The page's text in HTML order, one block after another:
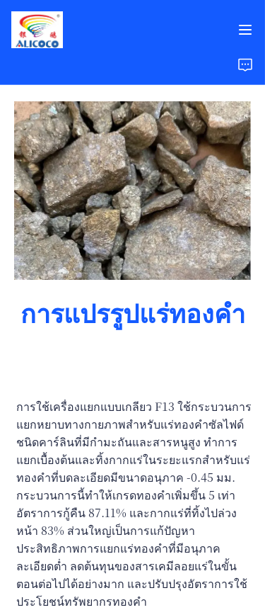
การแปรรูปแร่ทองคำ
การใช้เครื่องแยกแบบเกลียว F13 ใช้กระบวนการ
แยกหยาบทางกายภาพสำหรับแร่ทองคำซัลไฟด์
ชนิดคาร์ลินที่มีกำมะถันและสารหนูสูง ทำการ
แยกเบื้องต้นและทิ้งกากแร่ในระยะแรกสำหรับแร่
ทองคำที่บดละเอียดมีขนาดอนุภาค -0.45 มม.
กระบวนการนี้ทำให้เกรดทองคำเพิ่มขึ้น 5 เท่า
อัตราการกู้คืน 87.11% และกากแร่ที่ทิ้งไปล่วง
หน้า 83% ส่วนใหญ่เป็นการแก้ปัญหา
ประสิทธิภาพการแยกแร่ทองคำที่มีอนุภาค
ละเอียดต่ำ ลดต้นทุนของสารเคมีลอยแร่ในขั้น
ตอนต่อไปได้อย่างมาก และปรับปรุงอัตราการใช้
ประโยชน์ทรัพยากรทองคำ
สินค้า
โซลูชัน
กรณีศึกษา
เกี่ยวกับเรา
คำถามที่พบบ่อย